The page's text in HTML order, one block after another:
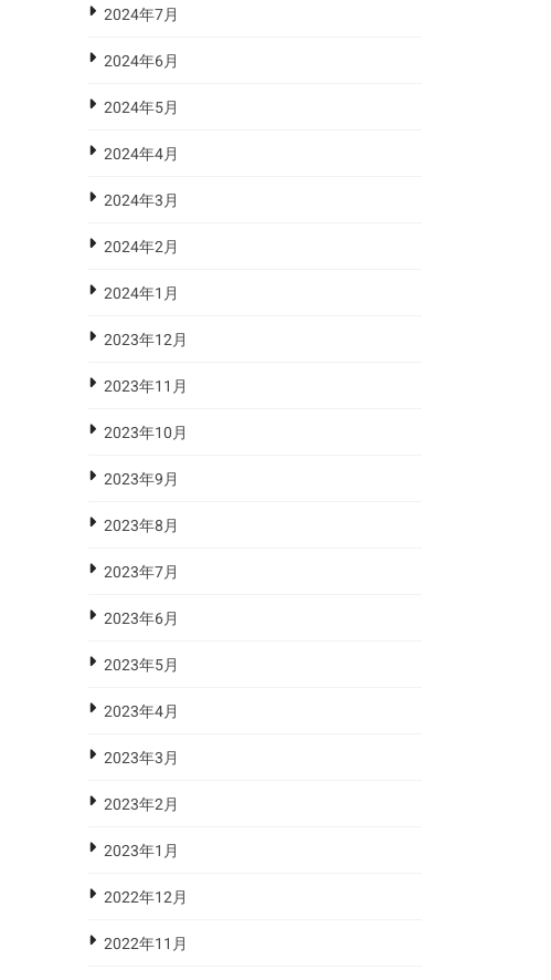
2024年7月
2024年6月
2024年5月
2024年4月
2024年3月
2024年2月
2024年1月
2023年12月
2023年11月
2023年10月
2023年9月
2023年8月
2023年7月
2023年6月
2023年5月
2023年4月
2023年3月
2023年2月
2023年1月
2022年12月
2022年11月